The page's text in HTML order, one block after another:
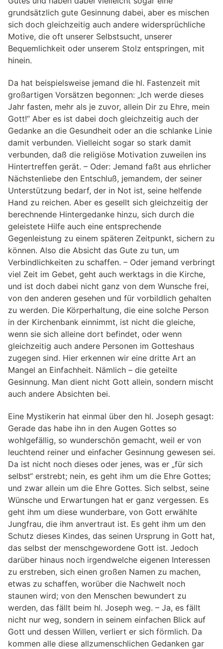
grundsätzlich gute Gesinnung dabei, aber es mischen
sich doch gleichzeitig auch andere widersprüchliche
Motive, die oft unserer Selbstsucht, unserer
Bequemlichkeit oder unserem Stolz entspringen, mit
hinein.
Da hat beispielsweise jemand die hl. Fastenzeit mit
großartigen Vorsätzen begonnen: „Ich werde dieses
Jahr fasten, mehr als je zuvor, allein Dir zu Ehre, mein
Gott!“ Aber es ist dabei doch gleichzeitig auch der
Gedanke an die Gesundheit oder an die schlanke Linie
damit verbunden. Vielleicht sogar so stark damit
verbunden, daß die religiöse Motivation zuweilen ins
Hintertreffen gerät. – Oder: Jemand faßt aus ehrlicher
Nächstenliebe den Entschluß, jemandem, der seiner
Unterstützung bedarf, der in Not ist, seine helfende
Hand zu reichen. Aber es gesellt sich gleichzeitig der
berechnende Hintergedanke hinzu, sich durch die
geleistete Hilfe auch eine entsprechende
Gegenleistung zu einem späteren Zeitpunkt, sichern zu
können. Also die Absicht das Gute zu tun, um
Verbindlichkeiten zu schaffen. – Oder jemand verbringt
viel Zeit im Gebet, geht auch werktags in die Kirche,
und ist doch dabei nicht ganz von dem Wunsche frei,
von den anderen gesehen und für vorbildlich gehalten
zu werden. Die Körperhaltung, die eine solche Person
in der Kirchenbank einnimmt, ist nicht die gleiche,
wenn sie sich alleine dort befindet, oder wenn
gleichzeitig auch andere Personen im Gotteshaus
zugegen sind. Hier erkennen wir eine dritte Art an
Mangel an Einfachheit. Nämlich – die geteilte
Gesinnung. Man dient nicht Gott allein, sondern mischt
auch andere Absichten bei.
Eine Mystikerin hat einmal über den hl. Joseph gesagt:
Gerade das habe ihn in den Augen Gottes so
wohlgefällig, so wunderschön gemacht, weil er von
leuchtend reiner und einfacher Gesinnung gewesen sei.
Da ist nicht noch dieses oder jenes, was er „für sich
selbst“ erstrebt; nein, es geht ihm um die Ehre Gottes;
und zwar allein um die Ehre Gottes. Sich selbst, seine
Wünsche und Erwartungen hat er ganz vergessen. Es
geht ihm um diese wunderbare, von Gott erwählte
Jungfrau, die ihm anvertraut ist. Es geht ihm um den
Schutz dieses Kindes, das seinen Ursprung in Gott hat,
das selbst der menschgewordene Gott ist. Jedoch
darüber hinaus noch irgendwelche eigenen Interessen
zu erstreben, sich einen großen Namen zu machen,
etwas zu schaffen, worüber die Nachwelt noch
staunen wird; von den Menschen bewundert zu
werden, das fällt beim hl. Joseph weg. – Ja, es fällt
nicht nur weg, sondern in seinem einfachen Blick auf
Gott und dessen Willen, verliert er sich förmlich. Da
kommen alle diese allzumenschlichen Gedanken gar